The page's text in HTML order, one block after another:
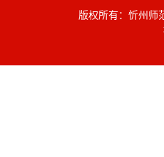
版权所有：忻州